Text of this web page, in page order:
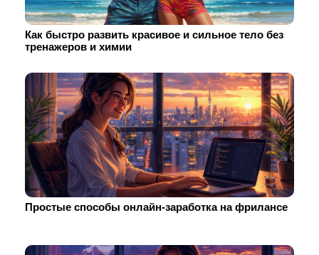
Как быстро развить красивое и сильное тело без
тренажеров и химии
Простые способы онлайн-заработка на фрилансе